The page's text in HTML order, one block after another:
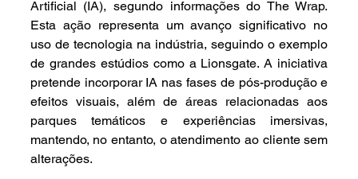
Artificial (IA), segundo informações do The Wrap.
Esta ação representa um avanço significativo no
uso de tecnologia na indústria, seguindo o exemplo
de grandes estúdios como a Lionsgate. A iniciativa
pretende incorporar IA nas fases de pós-produção e
efeitos visuais, além de áreas relacionadas aos
parques temáticos e experiências imersivas,
mantendo, no entanto, o atendimento ao cliente sem
alterações.